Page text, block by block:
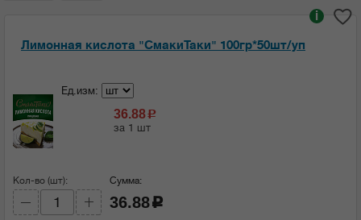
Лимонная кислота "СмакиТаки" 100гр*50шт/уп
i
Ед.изм:
36.88c
за 1 шт
Кол-во (шт): Сумма:
36.88 c